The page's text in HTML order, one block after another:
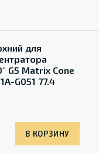
для
G5 Matrix Cone
G051 77.4
В КОРЗИНУ